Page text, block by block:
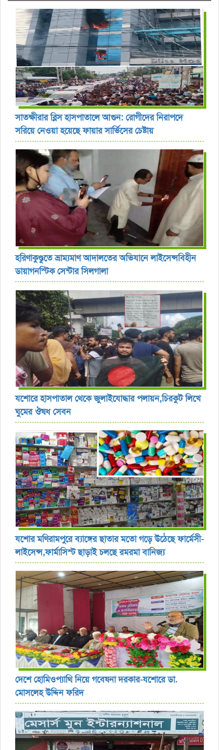
সাতক্ষীরার ব্লিস হাসপাতালে আগুন: রোগীদের নিরাপদে
সরিয়ে নেওয়া হয়েছে ফায়ার সার্ভিসের চেষ্টায়
হরিণাকুণ্ডুতে ভ্রাম্যমাণ আদালতের অভিযানে লাইসেন্সবিহীন
ডায়াগনস্টিক সেন্টার সিলগালা
যশোরে হাসপাতাল থেকে জুলাইযোদ্ধার পলায়ন,চিরকুট লিখে
ঘুমের ঔষধ সেবন
যশোর ‎মণিরামপুরে ব্যাঙ্গের ছাতার মতো গড়ে উঠেছে ফার্মেসী-
লাইসেন্স,ফার্মাসিস্ট ছাড়াই চলছে রমরমা বানিজ্য ‎
দেশে হোমিওপ্যাথি নিয়ে গবেষনা দরকার-যশোরে ডা.
মোসলেহ উদ্দিন ফরিদ